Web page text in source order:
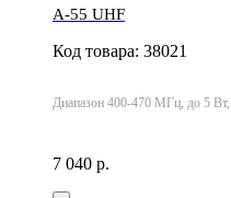
А-55 UHF
Код товара: 38021
Диапазон 400-470 МГц, до 5
7 040 р.